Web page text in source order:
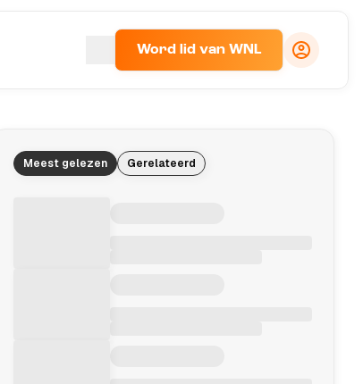
Word lid van WNL
Meest gelezen Gerelateerd